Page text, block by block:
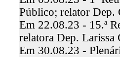
Público; relator Dep.
Em 22.08.23 - 15.ª
relatora Dep. Larissa
Em 30.08.23 -